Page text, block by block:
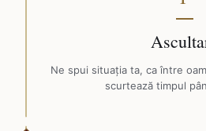
Ne spui situația ta, ca între
scurtează timpul